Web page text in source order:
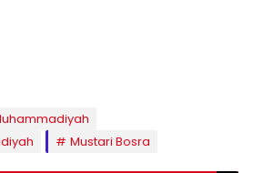
Mustari Bosra